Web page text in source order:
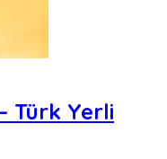
Türk Yerli